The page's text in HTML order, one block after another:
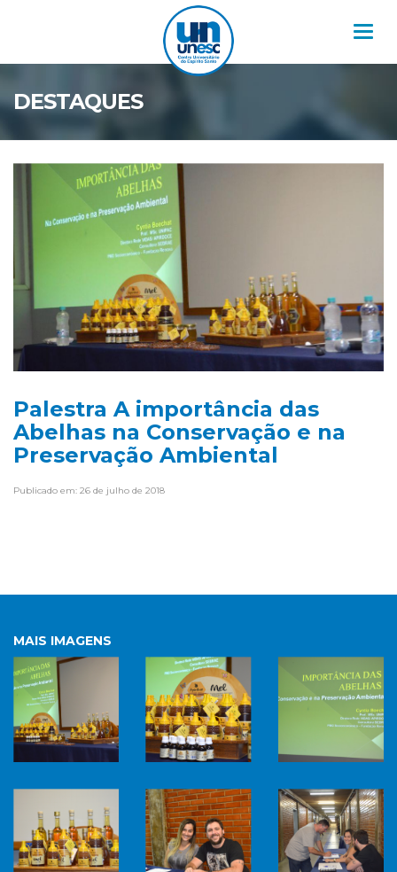
DESTAQUES
Palestra A importância das
Abelhas na Conservação e na
Preservação Ambiental
Publicado em: 26 de julho de 2018
MAIS IMAGENS